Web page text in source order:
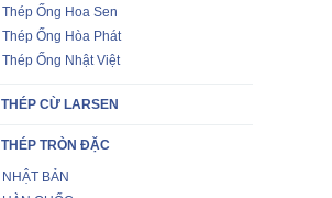
Thép Ống Hoa Sen
Thép Ống Hòa Phát
Thép Ống Nhật Việt
THÉP CỪ LARSEN
THÉP TRÒN ĐẶC
NHẬT BẢN